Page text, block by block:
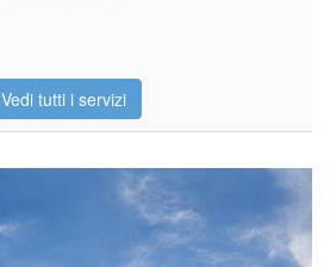
Vedi tutti i servizi